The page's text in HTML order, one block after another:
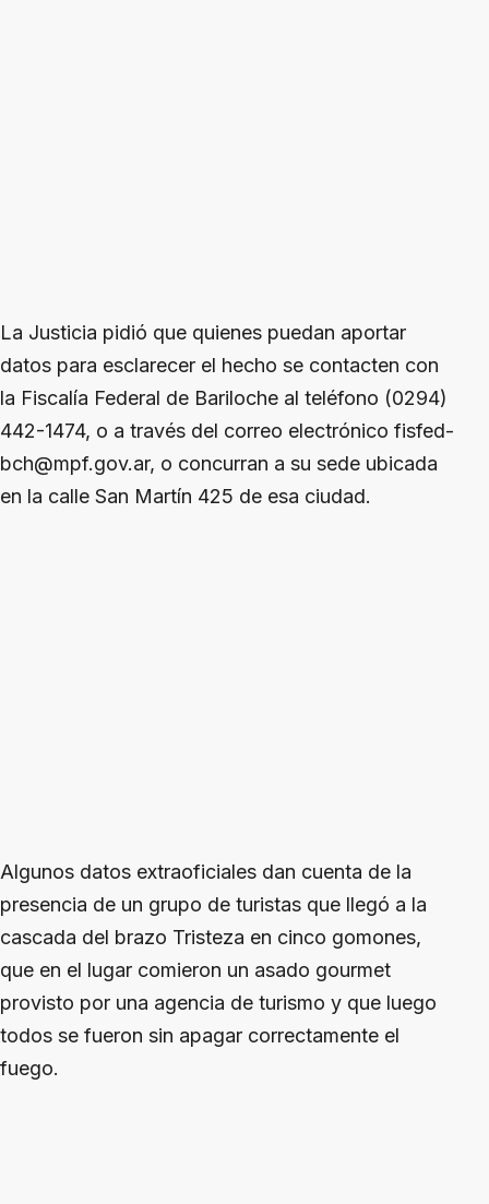
La Justicia pidió que quienes puedan aportar
datos para esclarecer el hecho se contacten con
la Fiscalía Federal de Bariloche al teléfono (0294)
442-1474, o a través del correo electrónico fisfed-
bch@mpf.gov.ar, o concurran a su sede ubicada
en la calle San Martín 425 de esa ciudad.
Algunos datos extraoficiales dan cuenta de la
presencia de un grupo de turistas que llegó a la
cascada del brazo Tristeza en cinco gomones,
que en el lugar comieron un asado gourmet
provisto por una agencia de turismo y que luego
todos se fueron sin apagar correctamente el
fuego.